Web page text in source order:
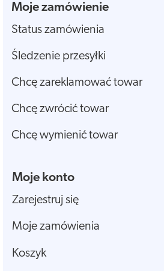
Moje zamówienie
Status zamówienia
Śledzenie przesyłki
Chcę zareklamować towar
Chcę zwrócić towar
Chcę wymienić towar
Moje konto
Zarejestruj się
Moje zamówienia
Koszyk